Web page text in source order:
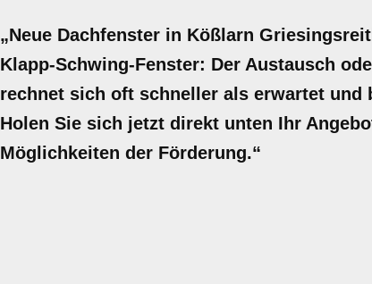
„Neue Dachfenster in Kößlarn
Klapp-Schwing-Fenster: Der Austausch
rechnet sich oft schneller als erwartet und
Holen Sie sich jetzt direkt unten Ihr
Möglichkeiten der Förderung.“